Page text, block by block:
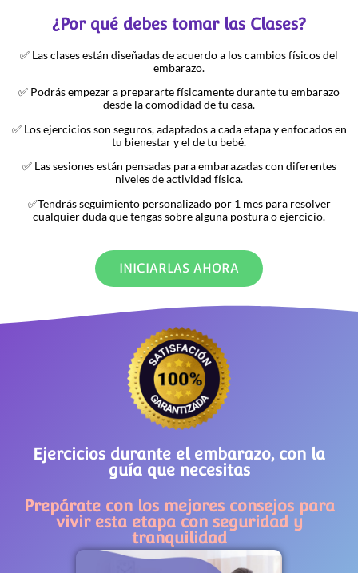
¿Por qué debes tomar las Clases?
✅ Las clases están diseñadas de acuerdo a los cambios físicos del
embarazo.
✅ Podrás empezar a prepararte físicamente durante tu embarazo
desde la comodidad de tu casa.
✅ Los ejercicios son seguros, adaptados a cada etapa y enfocados en
tu bienestar y el de tu bebé.
✅ Las sesiones están pensadas para embarazadas con diferentes
niveles de actividad física.
✅Tendrás seguimiento personalizado por 1 mes para resolver
cualquier duda que tengas sobre alguna postura o ejercicio.
INICIARLAS AHORA
Ejercicios durante el embarazo, con la
guía que necesitas
Prepárate con los mejores consejos para
vivir esta etapa con seguridad y
tranquilidad